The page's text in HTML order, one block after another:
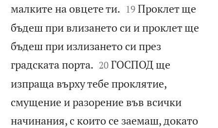
малките на овцете ти. 

19 Проклет ще
бъдеш при влизането си и проклет ще
бъдеш при излизането си през
градската порта. 

20 ГОСПОД ще
изпраща върху тебе проклятие,
смущение и разорение във всички
начинания, с които се заемаш, докато